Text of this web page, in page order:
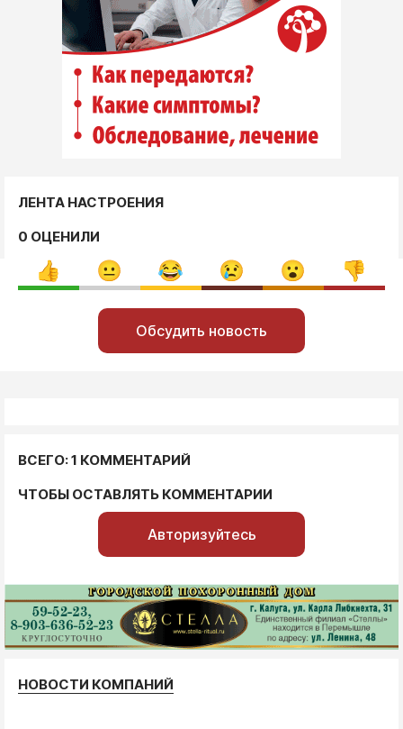
ЛЕНТА НАСТРОЕНИЯ
0 ОЦЕНИЛИ
Обсудить новость
ВСЕГО: 1 КОММЕНТАРИЙ
ЧТОБЫ ОСТАВЛЯТЬ КОММЕНТАРИИ
Авторизуйтесь
НОВОСТИ КОМПАНИЙ